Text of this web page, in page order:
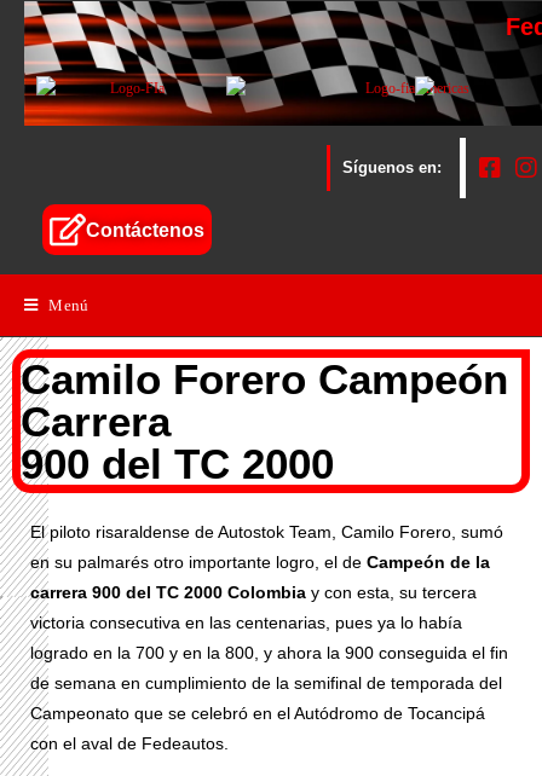
Síguenos en:
Contáctenos
Menú
Camilo Forero Campeón
Carrera
900 del TC 2000
El piloto risaraldense de Autostok Team, Camilo Forero, sumó
en su palmarés otro importante logro, el de Campeón de la
carrera 900 del TC 2000 Colombia y con esta, su tercera
victoria consecutiva en las centenarias, pues ya lo había
logrado en la 700 y en la 800, y ahora la 900 conseguida el fin
de semana en cumplimiento de la semifinal de temporada del
Campeonato que se celebró en el Autódromo de Tocancipá
con el aval de Fedeautos.